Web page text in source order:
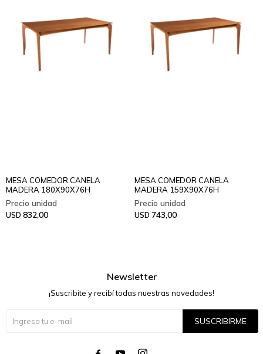
MESA COMEDOR CANELA
MADERA 180X90X76H
USD 832,00
MESA COMEDOR CANELA
MADERA 159X90X76H
USD 743,00
Newsletter
¡Suscribite y recibí todas nuestras novedades!
SUSCRIBIRME